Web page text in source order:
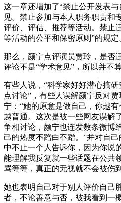
这一章还增加了“禁止公开发表
见。禁止参加与本人职务职责和
评价、评估、推荐等活动。禁止
等活动的公平和保密原则”的规定
那么，颜宁点评演员贾玲，是否
评论不是“学术意见”，所以并不算
有些人说，“科学家好好潜心搞
点讨论”，有些人误解颜宁反对
宁：“她的原意是做自己，你越
越普通。这次是被一些网友误解
争相讨论，颜宁也连发数条微博
己的热度不蹭白不蹭。”并对自
中不止一个人告诉你，因为你说
能理解我反复就一些话题在公共
骂等等，真正的无视就不会被伤
她也表明自己对于别人评价自己
者，不论善意与否，被我看到一